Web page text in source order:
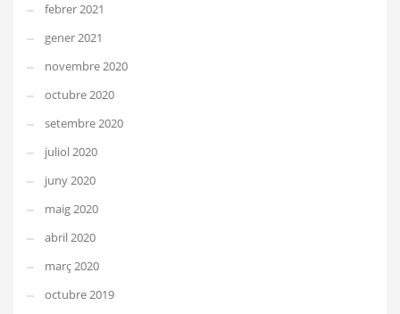
febrer 2021
gener 2021
novembre 2020
octubre 2020
setembre 2020
juliol 2020
juny 2020
maig 2020
abril 2020
març 2020
octubre 2019